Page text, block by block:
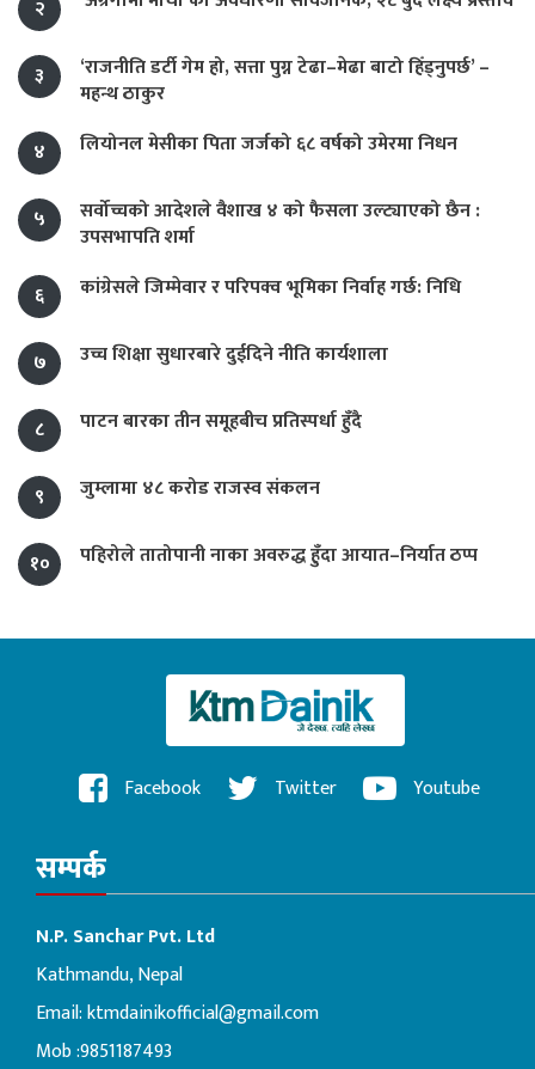
२
३
‘राजनीति डर्टी गेम हो, सत्ता पुग्न टेढा–मेढा बाटो हिँड्नुपर्छ’ –
महन्थ ठाकुर
४
लियोनल मेसीका पिता जर्जको ६८ वर्षको उमेरमा निधन
५
सर्वोच्चको आदेशले वैशाख ४ को फैसला उल्ट्याएको छैन :
उपसभापति शर्मा
६
कांग्रेसले जिम्मेवार र परिपक्व भूमिका निर्वाह गर्छ: निधि
७ उच्च शिक्षा सुधारबारे दुईदिने नीति कार्यशाला
८ पाटन बारका तीन समूहबीच प्रतिस्पर्धा हुँदै
९ जुम्लामा ४८ करोड राजस्व संकलन
१० पहिरोले तातोपानी नाका अवरुद्ध हुँदा आयात–निर्यात ठप्प
Facebook Twitter Youtube
सम्पर्क
N.P. Sanchar Pvt. Ltd
Kathmandu, Nepal
Email:ktmdainikofficial@gmail.com
Mob :9851187493